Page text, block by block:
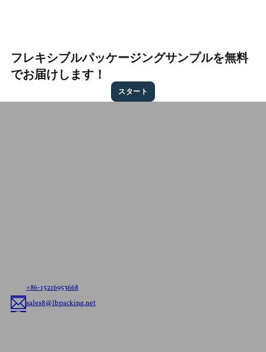
フレキシブルパッケージングサンプルを無料
でお届けします！
スタート
+86-15216953668
sales8@lbpacking.net